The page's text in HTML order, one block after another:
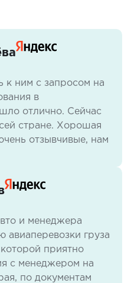
к ним с запросом на
в
отлично. Сейчас
стране. Хорошая
отзывчивые, нам
и менеджера
авиаперевозки груза
приятно
с менеджером на
по документам